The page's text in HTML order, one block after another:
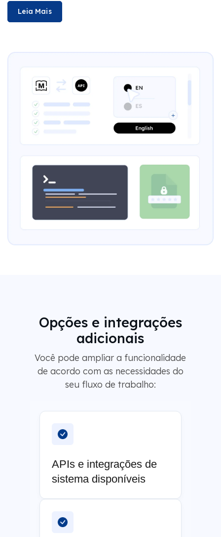
Leia Mais
Opções e integrações
adicionais
Você pode ampliar a funcionalidade
de acordo com as necessidades do
seu fluxo de trabalho:
APIs e integrações de
sistema disponíveis